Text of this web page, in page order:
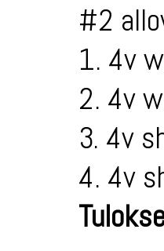
#2
1. 4v
2. 4v
3. 4v
4. 4v